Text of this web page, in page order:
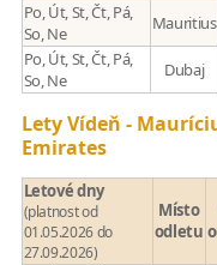
Po, Út, St, Čt, Pá,
So, Ne
Mauritius
Po, Út, St, Čt, Pá,
So, Ne
Dubaj
Lety Vídeň -
Emirates
Letové dny
(platnost od
01.05.2026 do
27.09.2026)
Místo
odletu